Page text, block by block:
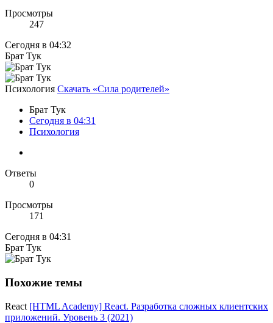
Просмотры
247
Сегодня в 04:32
Брат Тук
Психология Скачать «Сила родителей»
Брат Тук
Сегодня в 04:31
Психология
Ответы
0
Просмотры
171
Сегодня в 04:31
Брат Тук
Похожие темы
React [HTML Academy] React. Разработка сложных клиентских
приложений. Уровень 3 (2021)